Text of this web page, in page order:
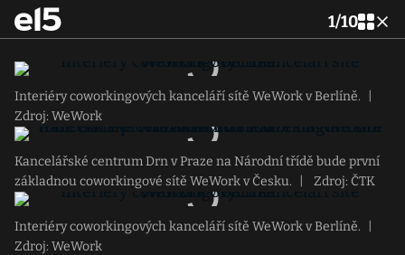
1/10
Interiéry coworkingových kanceláří sítě WeWork v Berlíně.
Zdroj: WeWork
Kancelářské centrum Drn v Praze na Národní třídě bude první
základnou coworkingové sítě WeWork v Česku.
Zdroj: ČTK
Interiéry coworkingových kanceláří sítě WeWork v Berlíně.
Zdroj: WeWork